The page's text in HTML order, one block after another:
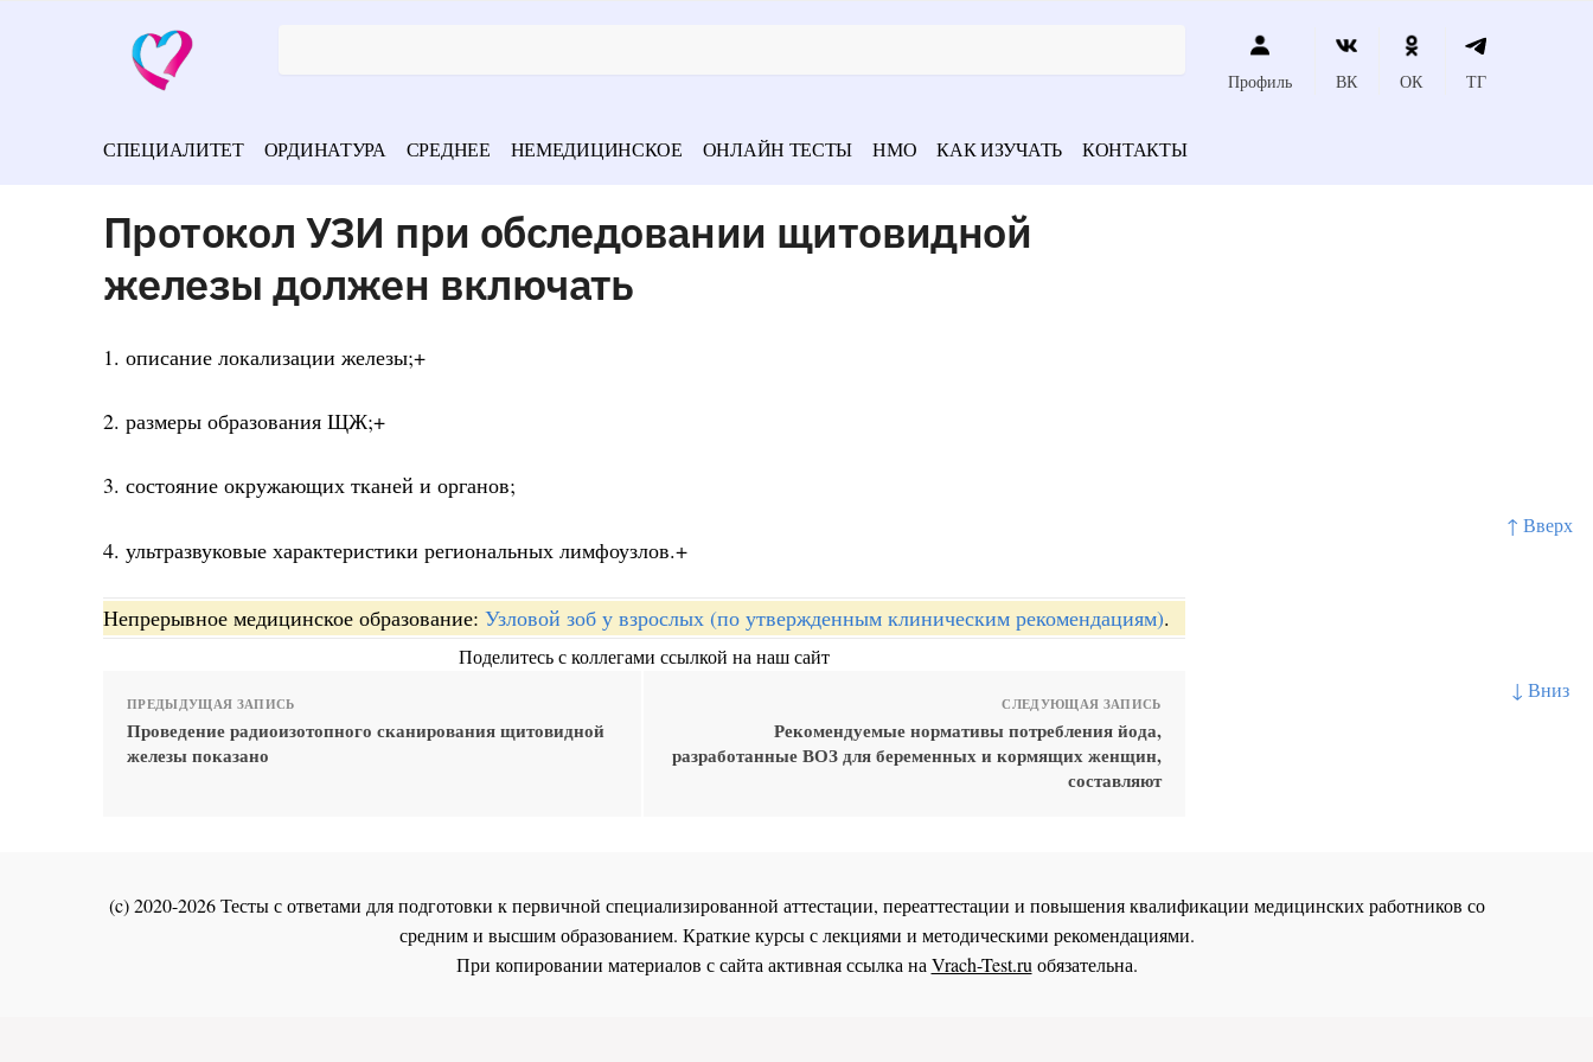
↑ Вверх
↓ Вниз
Профиль ВК ОК ТГ
СПЕЦИАЛИТЕТ ОРДИНАТУРА СРЕДНЕЕ НЕМЕДИЦИНСКОЕ ОНЛАЙН ТЕСТЫ НМО КАК ИЗУЧАТЬ КОНТАКТЫ
Протокол УЗИ при обследовании щитовидной
железы должен включать
1. описание локализации железы;+
2. размеры образования ЩЖ;+
3. состояние окружающих тканей и органов;
4. ультразвуковые характеристики региональных лимфоузлов.+
Непрерывное медицинское образование: Узловой зоб у взрослых (по утвержденным клиническим рекомендациям).
Поделитесь с коллегами ссылкой на наш сайт
ПРЕДЫДУЩАЯ ЗАПИСЬ
Проведение радиоизотопного сканирования щитовидной
железы показано
СЛЕДУЮЩАЯ ЗАПИСЬ
Рекомендуемые нормативы потребления йода,
разработанные ВОЗ для беременных и кормящих женщин,
составляют
(c) 2020-2026 Тесты с ответами для подготовки к первичной специализированной аттестации, переаттестации и повышения квалификации медицинских работников со
средним и высшим образованием. Краткие курсы с лекциями и методическими рекомендациями.
При копировании материалов с сайта активная ссылка наVrach-Test.ruобязательна.